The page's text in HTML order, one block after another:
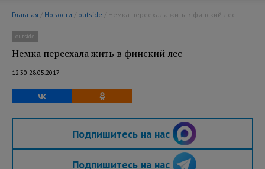
Главная / Новости / outside / Немка переехала жить в финский лес
outside
Немка переехала жить в финский лес
12:30 28.05.2017
Подпишитесь на нас
Подпишитесь на нас